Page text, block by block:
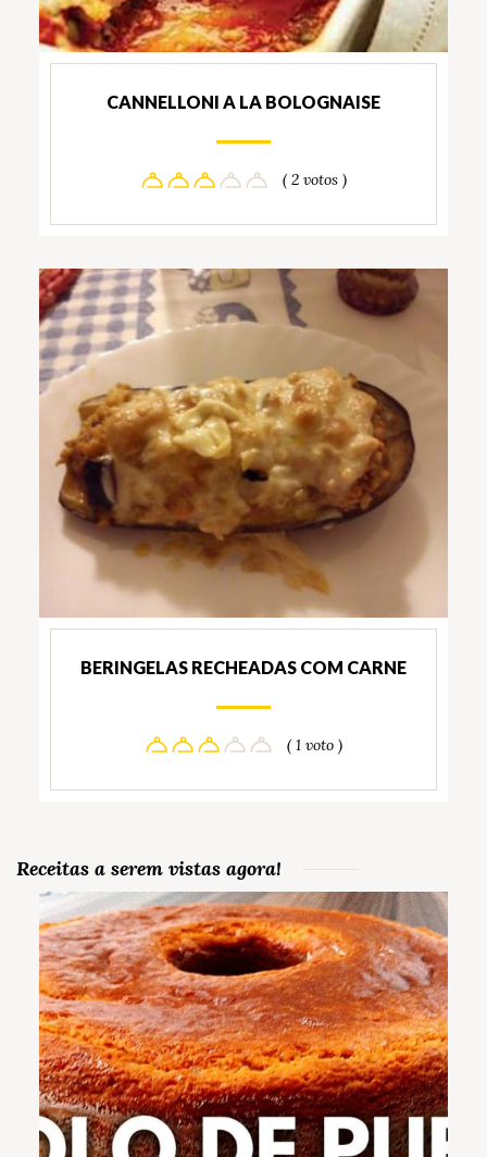
CANNELLONI A LA BOLOGNAISE
( 2 votos )
BERINGELAS RECHEADAS COM CARNE
( 1 voto )
Receitas a serem vistas agora!